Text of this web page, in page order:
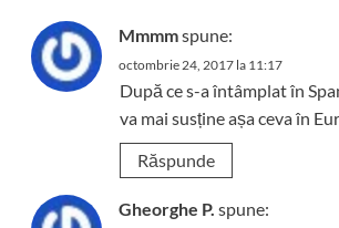
Mmmmspune:
octombrie 24, 2017 la 11:17
După ce s-a întâmplat în
va mai susține așa ceva în
Răspunde
Gheorghe P. spune: